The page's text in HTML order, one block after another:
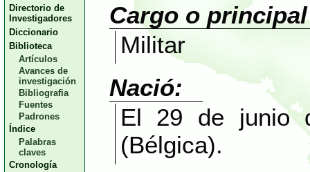
Directorio de
Investigadores
Diccionario
Biblioteca
Artículos
Avances de
investigación
Bibliografia
Fuentes
Padrones
Índice
Palabras
claves
Cronología
Cargo o
Militar
Nació:
El 29 de junio
(Bélgica).